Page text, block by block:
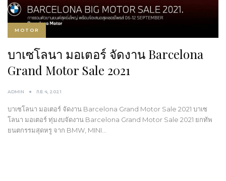
MOTOR
บาเซโลนา มอเตอร์ จัดงาน Barcelona
Grand Motor Sale 2021
ADMIN ก.ย. 4, 2021
บาเซโลนา มอเตอร์ จัดงาน Barcelona Grand Motor Sale 2021 บาเซ
โลนา มอเตอร์ ทุ่มงบจัดงาน Barcelona Grand Motor Sale 2021 ยกทัพ
ยนตกรรมสุดหรู จาก BMW, MINI…